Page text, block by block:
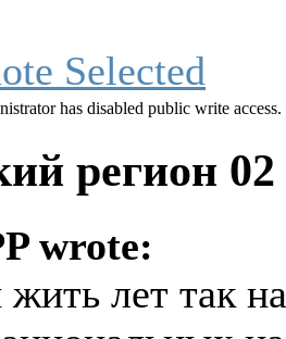
has disabled public write access.
регион
wrote:
жить лет так